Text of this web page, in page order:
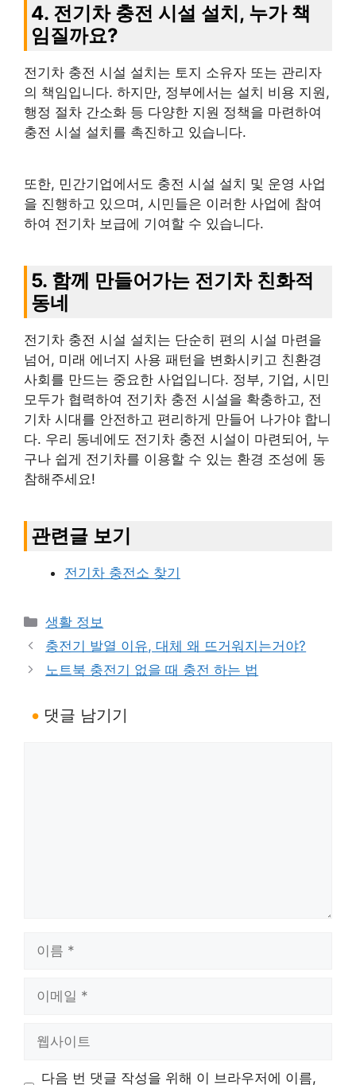
4. 전기차 충전 시설 설치, 누가 책
임질까요?
전기차 충전 시설 설치는 토지 소유자 또는 관리자
의 책임입니다. 하지만, 정부에서는 설치 비용 지원,
행정 절차 간소화 등 다양한 지원 정책을 마련하여
충전 시설 설치를 촉진하고 있습니다.
또한, 민간기업에서도 충전 시설 설치 및 운영 사업
을 진행하고 있으며, 시민들은 이러한 사업에 참여
하여 전기차 보급에 기여할 수 있습니다.
5. 함께 만들어가는 전기차 친화적
동네
전기차 충전 시설 설치는 단순히 편의 시설 마련을
넘어, 미래 에너지 사용 패턴을 변화시키고 친환경
사회를 만드는 중요한 사업입니다. 정부, 기업, 시민
모두가 협력하여 전기차 충전 시설을 확충하고, 전
기차 시대를 안전하고 편리하게 만들어 나가야 합니
다. 우리 동네에도 전기차 충전 시설이 마련되어, 누
구나 쉽게 전기차를 이용할 수 있는 환경 조성에 동
참해주세요!
관련글 보기
전기차 충전소 찾기
카
테
고
리
생활 정보
충전기 발열 이유, 대체 왜 뜨거워지는거야?
노트북 충전기 없을 때 충전 하는 법
댓글 남기기
다음 번 댓글 작성을 위해 이 브라우저에 이름,